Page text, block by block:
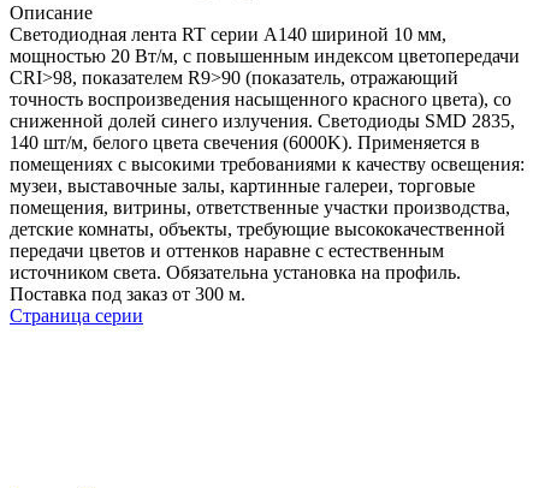
Описание
Светодиодная лента RT серии A140 шириной 10 мм,
мощностью 20 Вт/м, с повышенным индексом цветопередачи
CRI>98, показателем R9>90 (показатель, отражающий
точность воспроизведения насыщенного красного цвета), со
сниженной долей синего излучения. Светодиоды SMD 2835,
140 шт/м, белого цвета свечения (6000K). Применяется в
помещениях с высокими требованиями к качеству освещения:
музеи, выставочные залы, картинные галереи, торговые
помещения, витрины, ответственные участки производства,
детские комнаты, объекты, требующие высококачественной
передачи цветов и оттенков наравне с естественным
источником света. Обязательна установка на профиль.
Поставка под заказ от 300 м.
Страница серии